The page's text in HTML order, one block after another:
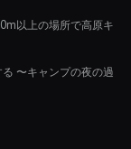
以上の場所で高原キ
〜キャンプの夜の過